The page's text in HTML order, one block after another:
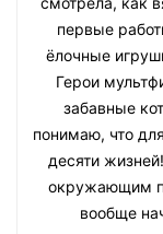
первые
ёлочные
Герои
забавные
понимаю, что
десяти
окружающим
вообще